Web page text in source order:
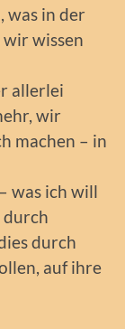
was in der
wissen
allerlei
wir
machen – in
was ich will
durch
durch
auf ihre